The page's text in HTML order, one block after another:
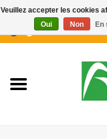
Nouveautés
Veuillez accepter les cookies
Oui
Non En